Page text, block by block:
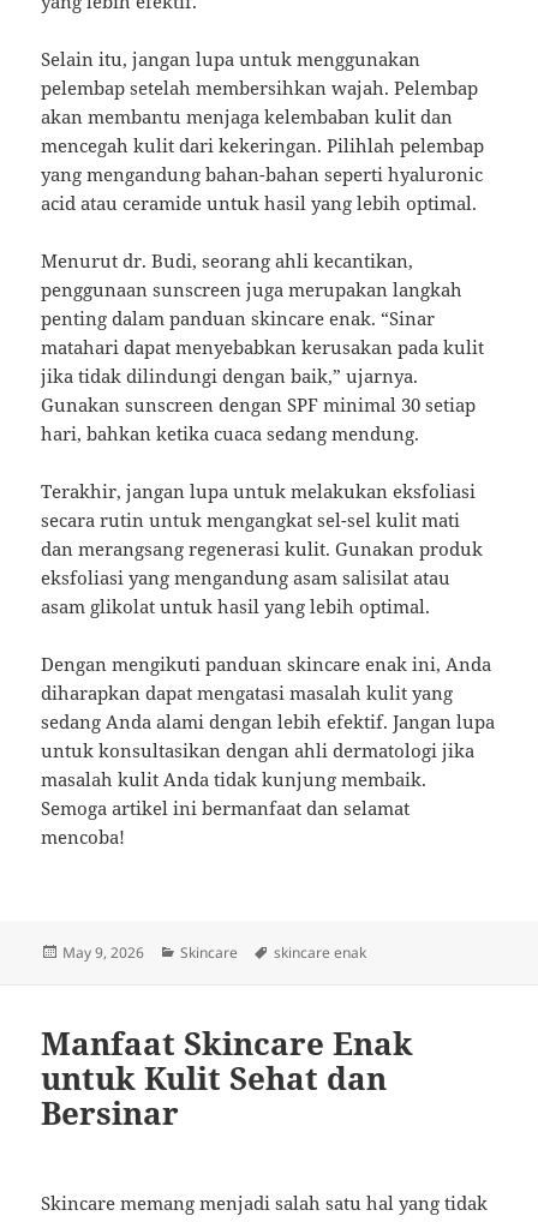
Selain itu, jangan lupa untuk menggunakan
pelembap setelah membersihkan wajah. Pelembap
akan membantu menjaga kelembaban kulit dan
mencegah kulit dari kekeringan. Pilihlah pelembap
yang mengandung bahan-bahan seperti hyaluronic
acid atau ceramide untuk hasil yang lebih optimal.
Menurut dr. Budi, seorang ahli kecantikan,
penggunaan sunscreen juga merupakan langkah
penting dalam panduan skincare enak. “Sinar
matahari dapat menyebabkan kerusakan pada kulit
jika tidak dilindungi dengan baik,” ujarnya.
Gunakan sunscreen dengan SPF minimal 30 setiap
hari, bahkan ketika cuaca sedang mendung.
Terakhir, jangan lupa untuk melakukan eksfoliasi
secara rutin untuk mengangkat sel-sel kulit mati
dan merangsang regenerasi kulit. Gunakan produk
eksfoliasi yang mengandung asam salisilat atau
asam glikolat untuk hasil yang lebih optimal.
Dengan mengikuti panduan skincare enak ini, Anda
diharapkan dapat mengatasi masalah kulit yang
sedang Anda alami dengan lebih efektif. Jangan lupa
untuk konsultasikan dengan ahli dermatologi jika
masalah kulit Anda tidak kunjung membaik.
Semoga artikel ini bermanfaat dan selamat
mencoba!
Posted
May 9, 2026 Categories
Skincare Tags
skincare enak
Manfaat Skincare Enak
untuk Kulit Sehat dan
Bersinar
Skincare memang menjadi salah satu hal yang tidak